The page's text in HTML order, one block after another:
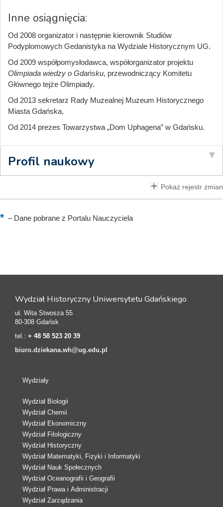
Inne osiągnięcia:
Od 2008 organizator i następnie kierownik Studiów
Podyplomowych Gedanistyka na Wydziale Historycznym UG.
Od 2009 współpomysłodawca, współorganizator projektu
Olimpiada wiedzy o Gdańsku, przewodniczący Komitetu
Głównego tejże Olimpiady.
Od 2013 sekretarz Rady Muzealnej Muzeum Historycznego
Miasta Gdańska,
Od 2014 prezes Towarzystwa „Dom Uphagena” w Gdańsku.
Profil naukowy
Pokaż rejestr zmian
–Dane pobrane z Portalu Nauczyciela
Wydział Historyczny Uniwersytetu Gdańskiego
ul. Wita Stwosza 55
80-308 Gdańsk
tel.: + 48 58 523 20 39
biuro.dziekana.wh@ug.edu.pl
Wydziały
Wydział Biologii
Wydział Chemii
Wydział Ekonomiczny
Wydział Filologiczny
Wydział Historyczny
Wydział Matematyki, Fizyki i Informatyki
Wydział Nauk Społecznych
Wydział Oceanografii i Geografii
Wydział Prawa i Administracji
Wydział Zarządzania